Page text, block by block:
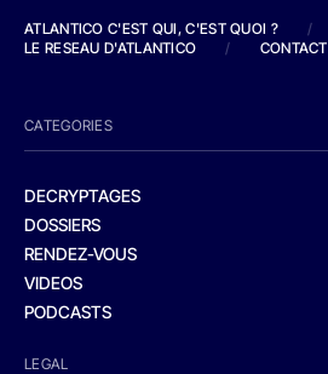
ATLANTICO C'EST QUI, C'EST QUOI ?
/
LE RESEAU D'ATLANTICO
/ CONTACT
CATEGORIES
DECRYPTAGES
DOSSIERS
RENDEZ-VOUS
VIDEOS
PODCASTS
LEGAL